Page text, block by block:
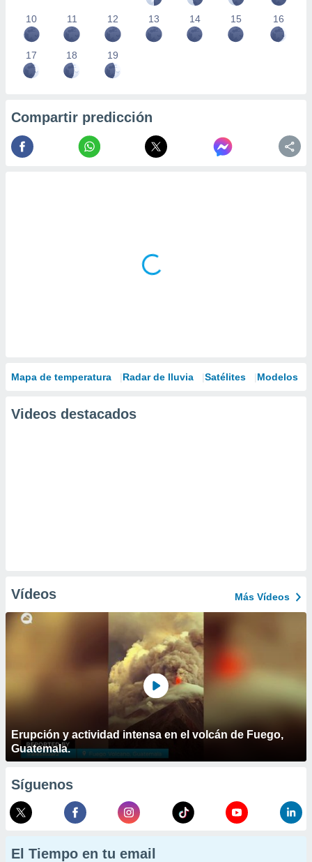
10 11 12 13 14 15 16
17 18 19
Compartir predicción
Mapa de temperatura Radar de lluvia Satélites Modelos
Videos destacados
Vídeos Más Vídeos
Erupción y actividad intensa en el volcán de Fuego,
Guatemala.
Síguenos
El Tiempo en tu email